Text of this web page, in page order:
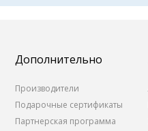
Дополнительно
Производители
Подарочные сертификаты
Партнерская программа